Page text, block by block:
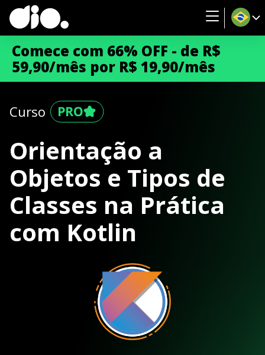
Comece com 66% OFF - de R$
59,90/mês por R$ 19,90/mês
Curso
Orientação a
Objetos e Tipos de
Classes na Prática
com Kotlin